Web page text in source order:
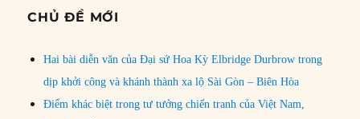
CHỦ ĐỀ MỚI
Hai bài diễn văn của Đại sứ Hoa Kỳ Elbridge Durbrow trong
dịp khởi công và khánh thành xa lộ Sài Gòn – Biên Hòa
Điểm khác biệt trong tư tưởng chiến tranh của Việt Nam,